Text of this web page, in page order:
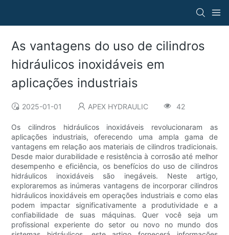
As vantagens do uso de cilindros
hidráulicos inoxidáveis ​​em
aplicações industriais
2025-01-01 APEX HYDRAULIC 42
Os cilindros hidráulicos inoxidáveis ​​revolucionaram as
aplicações industriais, oferecendo uma ampla gama de
vantagens em relação aos materiais de cilindros tradicionais.
Desde maior durabilidade e resistência à corrosão até melhor
desempenho e eficiência, os benefícios do uso de cilindros
hidráulicos inoxidáveis ​​são inegáveis. Neste artigo,
exploraremos as inúmeras vantagens de incorporar cilindros
hidráulicos inoxidáveis ​​em operações industriais e como elas
podem impactar significativamente a produtividade e a
confiabilidade de suas máquinas. Quer você seja um
profissional experiente do setor ou novo no mundo dos